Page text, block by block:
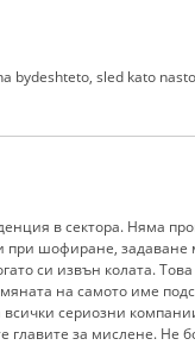
bydeshteto, sled kato
в сектора. Няма
при шофиране,
си извън колата.
на самото име
сериозни
главите за мислене. Не